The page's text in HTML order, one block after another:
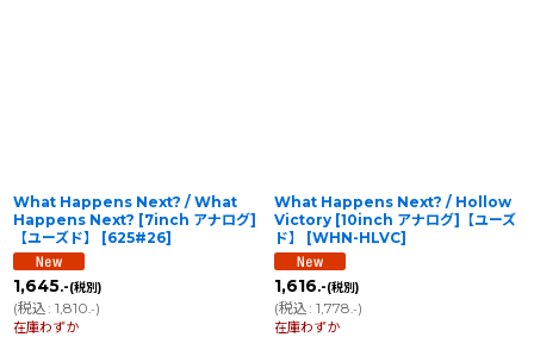
What Happens Next? / What
Happens Next? [7inch アナログ]
【ユーズド】
[625#26]
1,645.-(税別)
(税込: 1,810.-)
在庫わずか
What Happens Next? / Hollow
Victory [10inch アナログ]【ユーズ
ド】
[WHN-HLVC]
1,616.-(税別)
(税込: 1,778.-)
在庫わずか